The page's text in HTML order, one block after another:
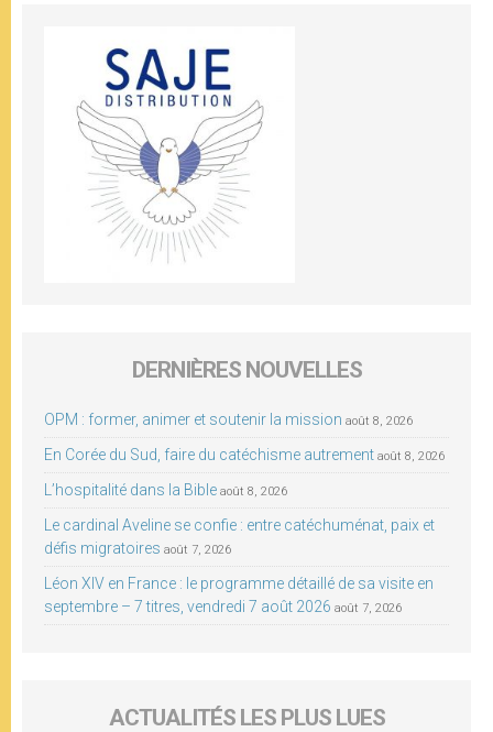
DERNIÈRES NOUVELLES
OPM : former, animer et soutenir la mission août 8, 2026
En Corée du Sud, faire du catéchisme autrement août 8, 2026
L’hospitalité dans la Bible août 8, 2026
Le cardinal Aveline se confie : entre catéchuménat, paix et
défis migratoires août 7, 2026
Léon XIV en France : le programme détaillé de sa visite en
septembre – 7 titres, vendredi 7 août 2026 août 7, 2026
ACTUALITÉS LES PLUS LUES